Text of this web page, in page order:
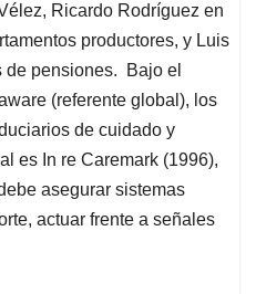
Ricardo Rodríguez en
productores, y Luis
de pensiones. Bajo el
(referente global), los
de cuidado y
es In re Caremark (1996),
asegurar sistemas
actuar frente a señales